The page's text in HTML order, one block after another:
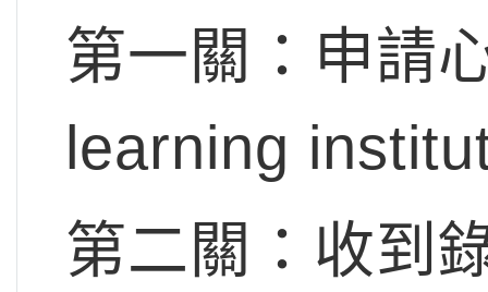
第一關：申請
learning
第二關：收到